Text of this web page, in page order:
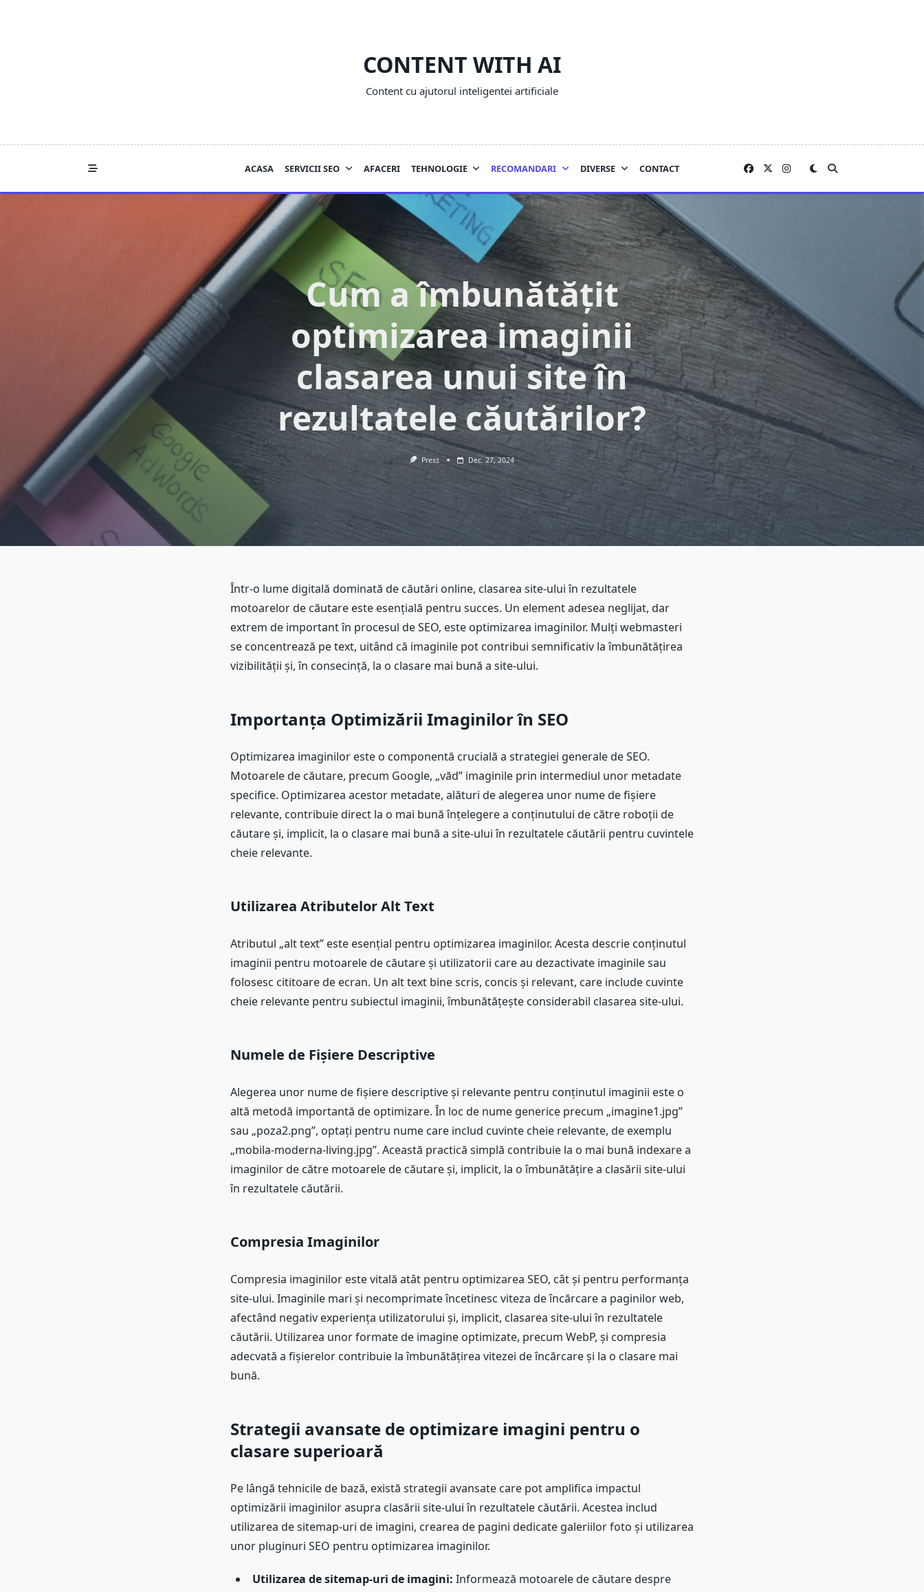
CONTENT WITH AI
Content cu ajutorul inteligentei artificiale
ACASA SERVICII SEO AFACERI TEHNOLOGIE RECOMANDARI DIVERSE CONTACT
Cum a îmbunătățit
optimizarea imaginii
clasarea unui site în
rezultatele căutărilor?
Press Dec. 27, 2024
Într-o lume digitală dominată de căutări online, clasarea site-ului în rezultatele
motoarelor de căutare este esențială pentru succes. Un element adesea neglijat, dar
extrem de important în procesul de SEO, este optimizarea imaginilor. Mulți webmasteri
se concentrează pe text, uitând că imaginile pot contribui semnificativ la îmbunătățirea
vizibilității și, în consecință, la o clasare mai bună a site-ului.
Importanța Optimizării Imaginilor în SEO
Optimizarea imaginilor este o componentă crucială a strategiei generale de SEO.
Motoarele de căutare, precum Google, „văd” imaginile prin intermediul unor metadate
specifice. Optimizarea acestor metadate, alături de alegerea unor nume de fișiere
relevante, contribuie direct la o mai bună înțelegere a conținutului de către roboții de
căutare și, implicit, la o clasare mai bună a site-ului în rezultatele căutării pentru cuvintele
cheie relevante.
Utilizarea Atributelor Alt Text
Atributul „alt text” este esențial pentru optimizarea imaginilor. Acesta descrie conținutul
imaginii pentru motoarele de căutare și utilizatorii care au dezactivate imaginile sau
folosesc cititoare de ecran. Un alt text bine scris, concis și relevant, care include cuvinte
cheie relevante pentru subiectul imaginii, îmbunătățește considerabil clasarea site-ului.
Numele de Fișiere Descriptive
Alegerea unor nume de fișiere descriptive și relevante pentru conținutul imaginii este o
altă metodă importantă de optimizare. În loc de nume generice precum „imagine1.jpg”
sau „poza2.png”, optați pentru nume care includ cuvinte cheie relevante, de exemplu
„mobila-moderna-living.jpg”. Această practică simplă contribuie la o mai bună indexare a
imaginilor de către motoarele de căutare și, implicit, la o îmbunătățire a clasării site-ului
în rezultatele căutării.
Compresia Imaginilor
Compresia imaginilor este vitală atât pentru optimizarea SEO, cât și pentru performanța
site-ului. Imaginile mari și necomprimate încetinesc viteza de încărcare a paginilor web,
afectând negativ experiența utilizatorului și, implicit, clasarea site-ului în rezultatele
căutării. Utilizarea unor formate de imagine optimizate, precum WebP, și compresia
adecvată a fișierelor contribuie la îmbunătățirea vitezei de încărcare și la o clasare mai
bună.
Strategii avansate de optimizare imagini pentru o
clasare superioară
Pe lângă tehnicile de bază, există strategii avansate care pot amplifica impactul
optimizării imaginilor asupra clasării site-ului în rezultatele căutării. Acestea includ
utilizarea de sitemap-uri de imagini, crearea de pagini dedicate galeriilor foto și utilizarea
unor pluginuri SEO pentru optimizarea imaginilor.
Utilizarea de sitemap-uri de imagini: Informează motoarele de căutare despre